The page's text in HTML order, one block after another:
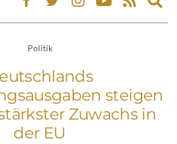
Politik
steigen
Zuwachs in
der EU